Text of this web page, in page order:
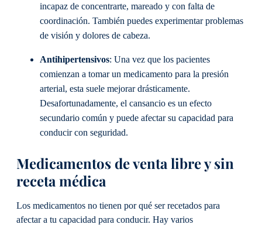
incapaz de concentrarte, mareado y con falta de
coordinación. También puedes experimentar problemas
de visión y dolores de cabeza.
Antihipertensivos: Una vez que los pacientes
comienzan a tomar un medicamento para la presión
arterial, esta suele mejorar drásticamente.
Desafortunadamente, el cansancio es un efecto
secundario común y puede afectar su capacidad para
conducir con seguridad.
Medicamentos de venta libre y sin
receta médica
Los medicamentos no tienen por qué ser recetados para
afectar a tu capacidad para conducir. Hay varios